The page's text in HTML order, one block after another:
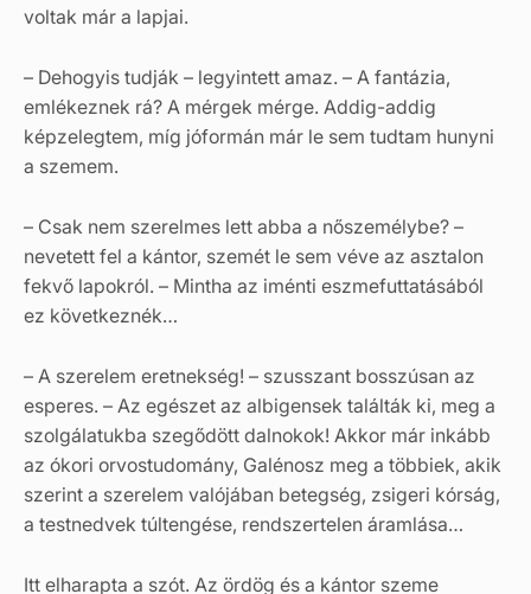
voltak már a lapjai.
– Dehogyis tudják – legyintett amaz. – A fantázia,
emlékeznek rá? A mérgek mérge. Addig-addig
képzelegtem, míg jóformán már le sem tudtam hunyni
a szemem.
– Csak nem szerelmes lett abba a nőszemélybe? –
nevetett fel a kántor, szemét le sem véve az asztalon
fekvő lapokról. – Mintha az iménti eszmefuttatásából
ez következnék…
– A szerelem eretnekség! – szusszant bosszúsan az
esperes. – Az egészet az albigensek találták ki, meg a
szolgálatukba szegődött dalnokok! Akkor már inkább
az ókori orvostudomány, Galénosz meg a többiek, akik
szerint a szerelem valójában betegség, zsigeri kórság,
a testnedvek túltengése, rendszertelen áramlása…
Itt elharapta a szót. Az ördög és a kántor szeme